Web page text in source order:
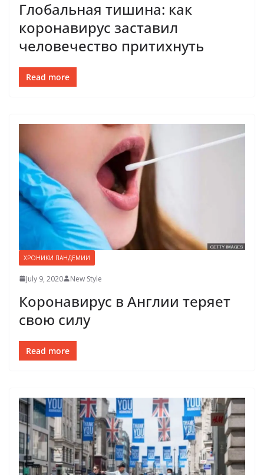
Глобальная тишина: как
коронавирус заставил
человечество притихнуть
Read more
ХРОНИКИ ПАНДЕМИИ
July 9, 2020 New Style
Коронавирус в Англии теряет
свою силу
Read more